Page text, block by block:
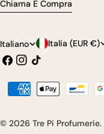
Chiama E Compra
L
i
n
u
Italiano
P
a
e
s
e
Italia (EUR €)
Facebook
Instagram
Tic
© 2026 Tre Pi Profumerie.
Modalità